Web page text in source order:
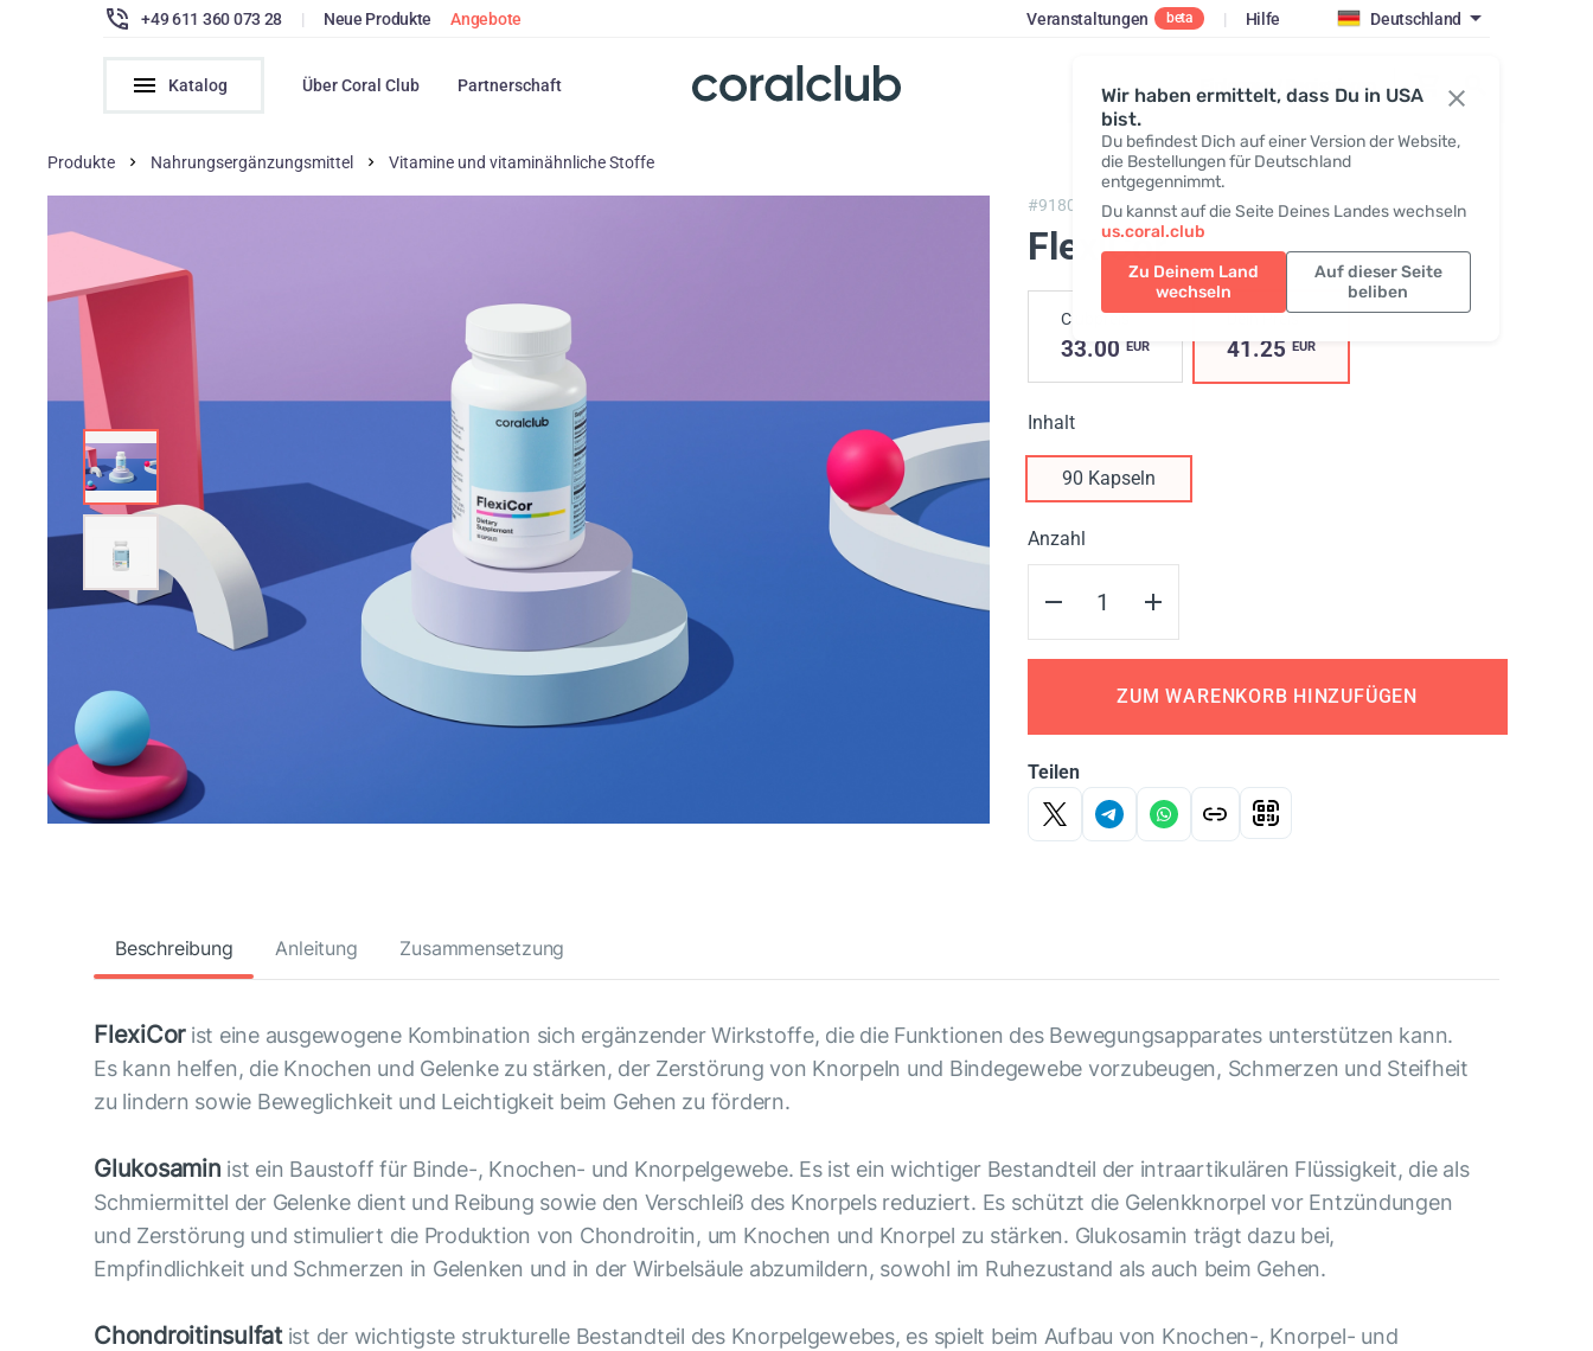
Wir haben ermittelt, dass Du in USA
bist.
Du befindest Dich auf einer Version der Website,
die Bestellungen für Deutschland
entgegennimmt.
Du kannst auf die Seite Deines Landes wechseln
us.coral.club
Zu Deinem Land
wechseln
Auf dieser Seite
beliben
+49 611 360 073 28 | Neue Produkte Angebote Veranstaltungen beta | Hilfe Deutschland
Katalog Über Coral Club Partnerschaft Einloggen / Registrieren
Produkte Nahrungsergänzungsmittel Vitamine und vitaminähnliche Stoffe
#91803, FlexiCor
FlexiCor
Clubpreis
33.00 EUR
Dein Preis
41.25 EUR
Inhalt
90 Kapseln
Anzahl
ZUM WARENKORB HINZUFÜGEN
Teilen
Beschreibung Anleitung Zusammensetzung
FlexiCorist eine ausgewogene Kombination sich ergänzender Wirkstoffe, die die Funktionen des Bewegungsapparates unterstützen kann.
Es kann helfen, die Knochen und Gelenke zu stärken, der Zerstörung von Knorpeln und Bindegewebe vorzubeugen, Schmerzen und Steifheit
zu lindern sowie Beweglichkeit und Leichtigkeit beim Gehen zu fördern.
Glukosamin ist ein Baustoff für Binde-, Knochen- und Knorpelgewebe. Es ist ein wichtiger Bestandteil der intraartikulären Flüssigkeit, die als
Schmiermittel der Gelenke dient und Reibung sowie den Verschleiß des Knorpels reduziert. Es schützt die Gelenkknorpel vor Entzündungen
und Zerstörung und stimuliert die Produktion von Chondroitin, um Knochen und Knorpel zu stärken. Glukosamin trägt dazu bei,
Empfindlichkeit und Schmerzen in Gelenken und in der Wirbelsäule abzumildern, sowohl im Ruhezustand als auch beim Gehen.
Chondroitinsulfatist der wichtigste strukturelle Bestandteil des Knorpelgewebes, es spielt beim Aufbau von Knochen-, Knorpel- und